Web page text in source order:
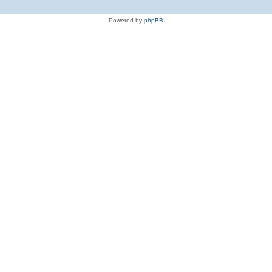
Powered by phpBB